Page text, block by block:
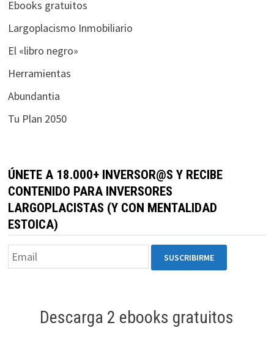
Ebooks gratuitos
Largoplacismo Inmobiliario
El «libro negro»
Herramientas
Abundantia
Tu Plan 2050
ÚNETE A 18.000+ INVERSOR@S Y RECIBE
CONTENIDO PARA INVERSORES
LARGOPLACISTAS (Y CON MENTALIDAD
ESTOICA)
Descarga 2 ebooks gratuitos